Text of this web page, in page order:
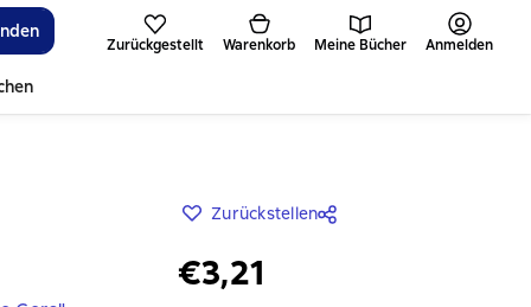
Zurückgestellt Warenkorb Meine Bücher Anmelden
Zurückstellen
€3,21